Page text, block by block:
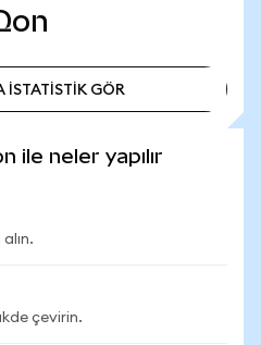
İSTATİSTİK GÖR
ile neler yapılır
çevirin.